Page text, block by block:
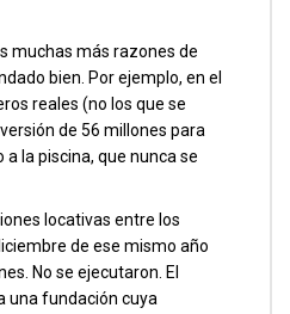
muchas más razones de
bien. Por ejemplo, en el
reales (no los que se
de 56 millones para
la piscina, que nunca se
locativas entre los
de ese mismo año
No se ejecutaron. El
una fundación cuya